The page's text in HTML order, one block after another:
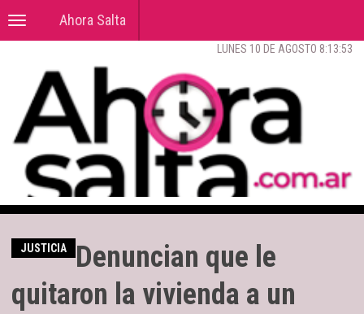
Toggle
navigation
Ahora Salta
LUNES 10 DE AGOSTO 8:13:54
JUSTICIA
Denuncian que le
quitaron la vivienda a un